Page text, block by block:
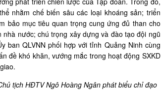
nhằm chế biến sâu các loại khoáng sản; triển
bảo mục tiêu quan trọng cung ứng đủ than cho
nước; chú trọng xây dựng và đào tạo đội ngũ
ban QLVNN phối hợp với tỉnh Quảng Ninh cùng
đề khó khăn, vướng mắc trong hoạt động SXKD
tịch HĐTV Ngô Hoàng Ngân phát biểu chỉ đạo